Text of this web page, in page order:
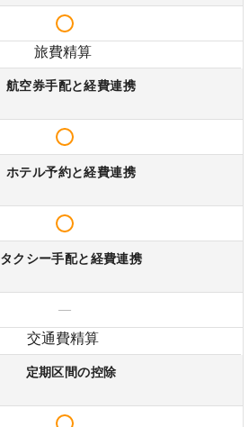
旅費精算
航空券手配と経費連携
ホテル予約と経費連携
タクシー手配と経費連携
—
交通費精算
定期区間の控除